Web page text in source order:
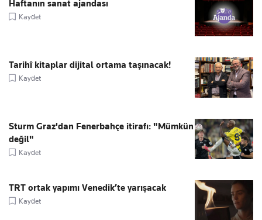
Haftanın sanat ajandası
Kaydet
Tarihî kitaplar dijital ortama taşınacak!
Kaydet
Sturm Graz'dan Fenerbahçe itirafı: "Mümkün
değil"
Kaydet
TRT ortak yapımı Venedik’te yarışacak
Kaydet